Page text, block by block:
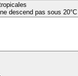
descend pas sous 20°C